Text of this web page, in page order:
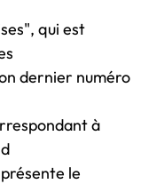
qui est
dernier numéro
à
le